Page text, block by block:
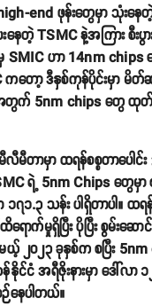
end ဖုန်းတွေမှာ သုံးန
ေတဲ့ TSMC နဲ့အကြား စီးပွ
SMIC ဟာ 14nm
ကတော့ ဒီနှစ်ကုန်ပိုင်းမှာ
တွက် 5nm chips တွေ ထု
မီတာမှာ ထရန်စစ္စတာပေါင်
ရဲ့ 5nm Chips တွေမှ
၁.၃ သန်း ပါရှိတာပါ။ ထရန်စ
က်မှုရှိပြီး ပိုပြီး စွမ်းဆော
၂၀၂၃ ခုနှစ်က စပြီး
ငံ အရီဇိုးနားမှာ ဒေါ်လာ
ေပါတယ်။